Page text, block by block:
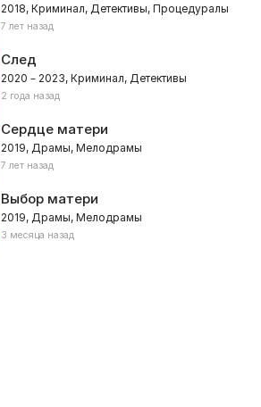
2018, Криминал, Детективы, Процедуралы
7 лет назад
След
2020 – 2023, Криминал, Детективы
2 года назад
Сердце матери
2019, Драмы, Мелодрамы
7 лет назад
Выбор матери
2019, Драмы, Мелодрамы
3 месяца назад